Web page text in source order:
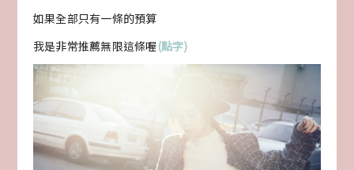
如果全部只有一條的預算
我是非常推薦無限這條喔(點字)